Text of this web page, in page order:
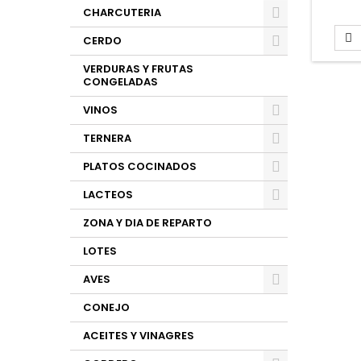
CHARCUTERIA
CERDO
VERDURAS Y FRUTAS
CONGELADAS
VINOS
TERNERA
PLATOS COCINADOS
LACTEOS
ZONA Y DIA DE REPARTO
LOTES
AVES
CONEJO
ACEITES Y VINAGRES
